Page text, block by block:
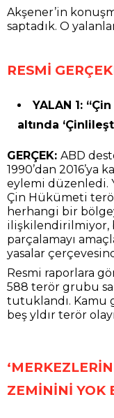
Akşener’in
saptadık. O
RESMİ
YALAN 1:
altında
GERÇEK: ABD
1990’dan 2016’ya
eylemi düzenledi.
Çin Hükümeti
herhangi bir
ilişkilendirilmiyor,
parçalamayı
yasalar
Resmi raporlara
588 terör grubu
tutuklandı. Kamu
beş yldır terör
ZEMİNİNİ YOK